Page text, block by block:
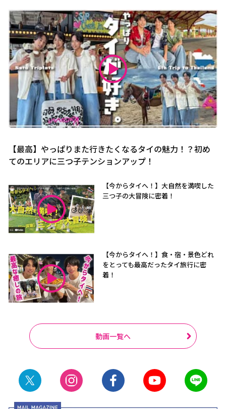
【最高】やっぱりまた行きたくなるタイの魅力！？初め
てのエリアに三つ子テンションアップ！
【今からタイへ！】大自然を満喫した
三つ子の大冒険に密着！
【今からタイへ！】食・宿・景色どれ
をとっても最高だったタイ旅行に密
着！
動画一覧へ